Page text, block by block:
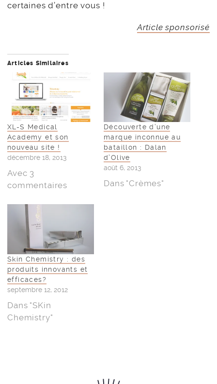
certaines d’entre vous !
Article sponsorisé
Articles Similaires
XL-S Medical
Academy et son
nouveau site !
décembre 18, 2013
Avec 3
commentaires
Découverte d’une
marque inconnue au
bataillon : Dalan
d’Olive
août 6, 2013
Dans "Crèmes"
Skin Chemistry : des
produits innovants et
efficaces?
septembre 12, 2012
Dans "SKin
Chemistry"